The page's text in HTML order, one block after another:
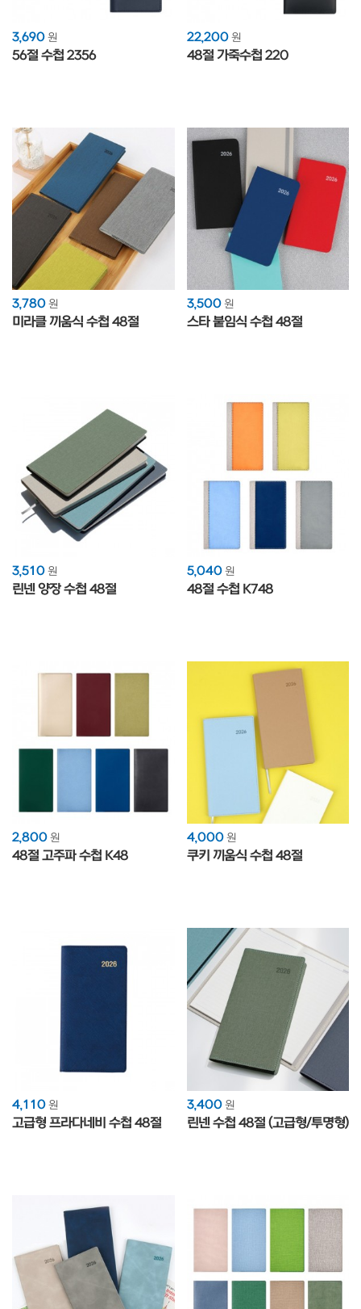
3,690 원
56절 수첩 2356
22,200 원
48절 가죽수첩 220
3,780 원
미라클 끼움식 수첩 48절
3,500 원
스타 붙임식 수첩 48절
3,510 원
린넨 양장 수첩 48절
5,040 원
48절 수첩 K748
2,800 원
48절 고주파 수첩 K48
4,000 원
쿠키 끼움식 수첩 48절
4,110 원
고급형 프라다네비 수첩 48절
3,400 원
린넨 수첩 48절 (고급형/투명형)